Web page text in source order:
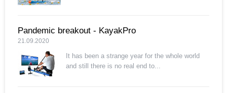
Pandemic breakout - KayakPro
21.09.2020
It has been a strange year for the whole world
and still there is no real end to...